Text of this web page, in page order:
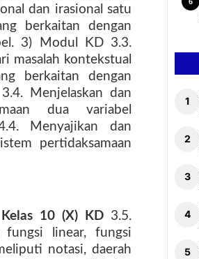
dan irasional satu
berkaitan dengan
3) Modul KD 3.3.
masalah kontekstual
berkaitan dengan
Menjelaskan dan
dua variabel
Menyajikan dan
pertidaksamaan
10 (X) KD 3.5.
fungsi linear, fungsi
notasi, daerah